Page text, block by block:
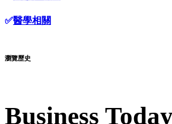
✅醫學相關
瀏覽歷史
Business